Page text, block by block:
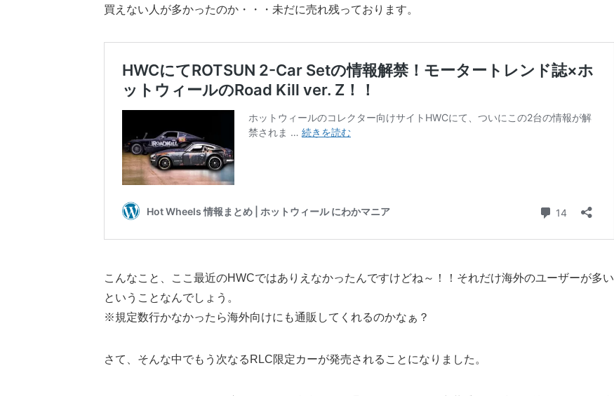
買えない人が多かったのか・・・未だに売れ残っております。
こんなこと、ここ最近のHWCではありえなかったんですけどね～！！それだけ海外のユーザーが多い
ということなんでしょう。
※規定数行かなかったら海外向けにも通販してくれるのかなぁ？
さて、そんな中でもう次なるRLC限定カーが発売されることになりました。